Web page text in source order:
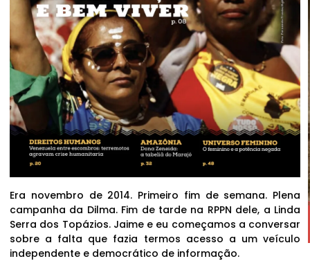
Era novembro de 2014. Primeiro fim de semana. Plena
campanha da Dilma. Fim de tarde na RPPN dele, a Linda
Serra dos Topázios. Jaime e eu começamos a conversar
sobre a falta que fazia termos acesso a um veículo
independente e democrático de informação.